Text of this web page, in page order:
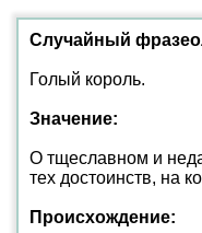
Случайный
Голый король.
Значение:
О тщеславном и
тех достоинств, на
Происхождение: